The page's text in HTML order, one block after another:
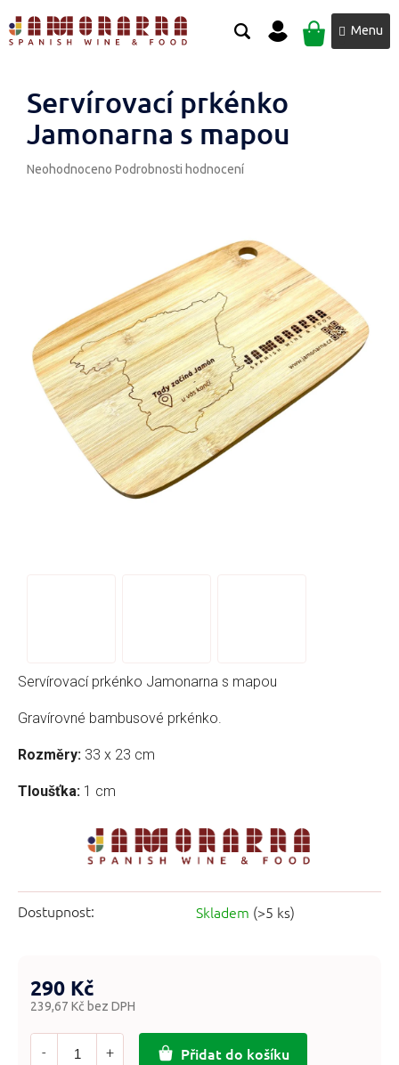
na
obsah
NÁKUPNÍ
KOŠÍK
Servírovací prkénko
Jamonarna s mapou
Průměrné
Neohodnoceno Podrobnosti hodnocení
Dostupnost: Skladem (>5 ks)
Servírovací prkénko Jamonarna s mapou
Gravírovné bambusové prkénko.
Rozměry: 33 x 23 cm
Tloušťka: 1 cm
290 Kč
239,67 Kč bez DPH
Měrná
Přidat do košíku